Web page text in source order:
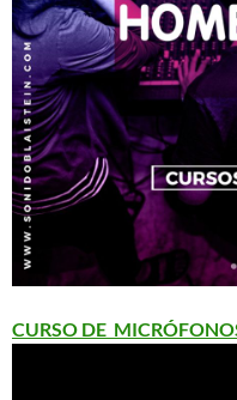
CURSO DE